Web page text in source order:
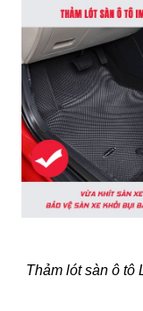
Thảm lót sàn ô tô